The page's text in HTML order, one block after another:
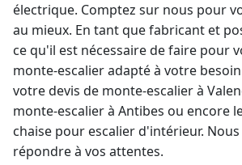
électrique. Comptez sur nous pour
au mieux. En tant que fabricant et
ce qu'il est nécessaire de faire pour
monte-escalier adaptéà votre
votredevis de monte-escalierà
monte-escalier à Antibes ou encore
chaise pour escalier d'intérieur.
répondre à vos attentes.